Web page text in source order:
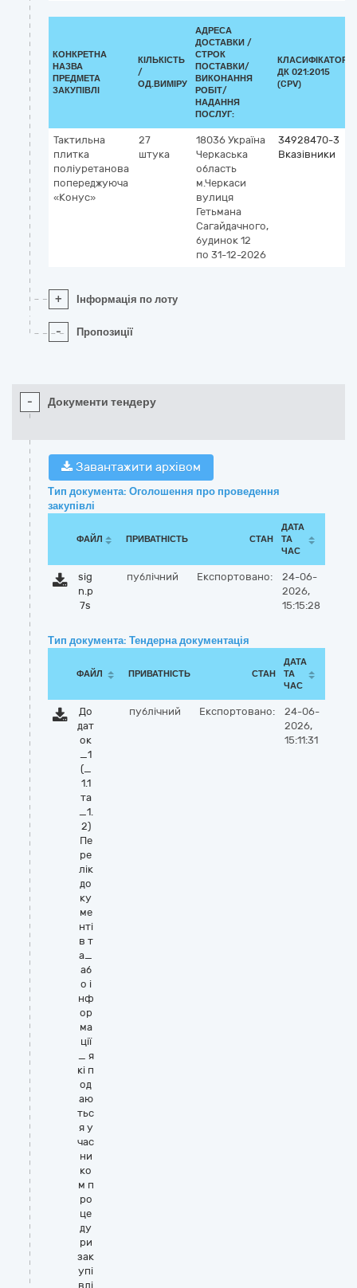
КОНКРЕТНА
НАЗВА
ПРЕДМЕТА
ЗАКУПІВЛІ
КІЛЬКІСТЬ
/
ОД.ВИМІРУ
АДРЕСА
ДОСТАВКИ /
СТРОК
ПОСТАВКИ/
ВИКОНАННЯ
РОБІТ/
НАДАННЯ
ПОСЛУГ:
КЛАСИФІКАТОР
ДК 021:2015
(CPV)
Тактильна
плитка
поліуретанова
попереджуюча
«Конус»
27
штука
18036 Україна
Черкаська
область
м.Черкаси
вулиця
Гетьмана
Сагайдачного,
будинок 12
по 31-12-2026
34928470-3
Вказівники
+ Інформація по лоту
- Пропозиції
- Документи тендеру
Завантажити архівом
Тип документа: Оголошення про проведення
закупівлі
ФАЙЛ ПРИВАТНІСТЬ СТАН
ДАТА
ТА
ЧАС
sig
n.p
7s
публічний Експортовано:
24-06-
2026,
15:15:28
Тип документа: Тендерна документація
ФАЙЛ ПРИВАТНІСТЬ СТАН
ДАТА
ТА
ЧАС
До
дат
ок
_1
(_
1.1
та
_1.
2)
Пе
ре
лік
до
ку
ме
нті
в т
а_
аб
о і
нф
ор
ма
ції
_ я
кі п
од
аю
тьс
я у
час
ни
ко
м п
ро
це
ду
ри
зак
упі
влі
публічний Експортовано:
24-06-
2026,
15:11:31